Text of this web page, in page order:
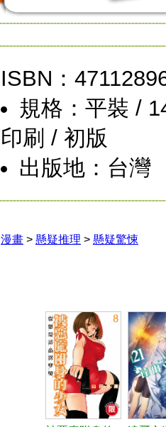
ISBN：
規格：平裝 /
印刷 / 初版
出版地：台灣
漫畫 > 懸疑推理 > 懸疑驚悚